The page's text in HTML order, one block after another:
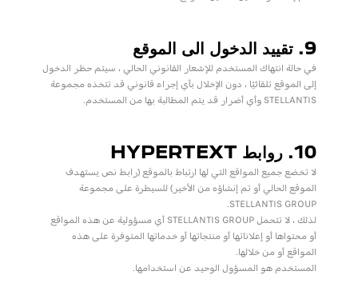
9. تقييد الدخول الى الموقع
في حالة انتهاك المستخدم للإشعار القانوني الحالي ، سيتم حظر الدخول
إلى الموقع تلقائيًا ، دون الإخلال بأي إجراء قانوني قد تتخذه مجموعة
STELLANTIS وأي أضرار قد يتم المطالبة بها من المستخدم.
10. روابط HYPERTEXT
لا تخضع جميع المواقع التي لها ارتباط بالموقع (رابط نص يستهدف
الموقع الحالي أو تم إنشاؤه من الأخير) للسيطرة على مجموعة
STELLANTIS GROUP.
لذلك ، لا تتحمل STELLANTIS GROUP أي مسؤولية عن هذه المواقع
أو محتواها أو إعلاناتها أو منتجاتها أو خدماتها المتوفرة على هذه
المواقع أو من خلالها.
المستخدم هو المسؤول الوحيد عن استخدامها.